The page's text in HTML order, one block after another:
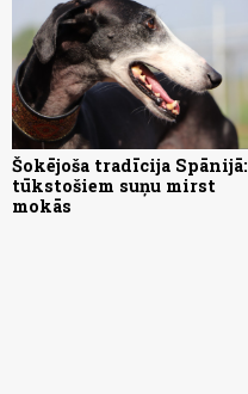
Šokējoša tradīcija Spānijā:
tūkstošiem suņu mirst
mokās